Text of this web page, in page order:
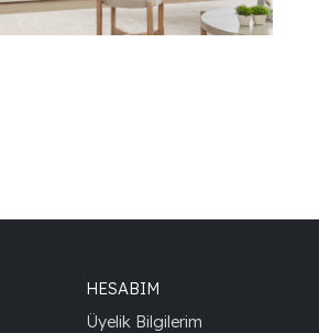
HESABIM
Üyelik Bilgilerim